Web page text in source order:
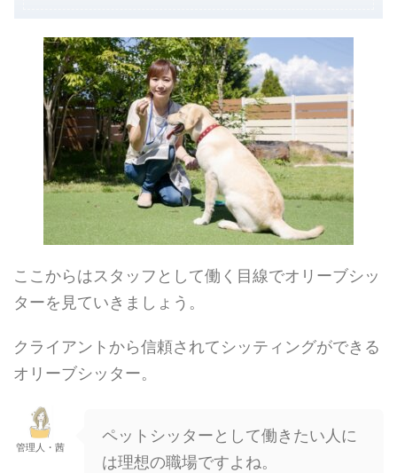
ここからはスタッフとして働く目線でオリーブシッ
ターを見ていきましょう。
クライアントから信頼されてシッティングができる
オリーブシッター。
管理人・茜
ペットシッターとして働きたい人に
は理想の職場ですよね。